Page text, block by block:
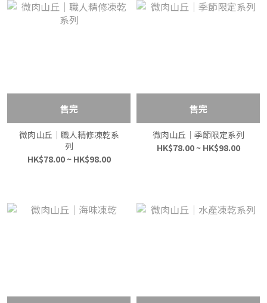
售完
微肉山丘｜職人精修凍乾系
列
HK$78.00 ~ HK$98.00
售完
微肉山丘｜季節限定系列
HK$78.00 ~ HK$98.00